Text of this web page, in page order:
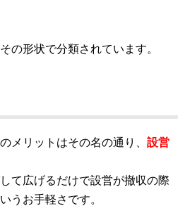
の形状で分類されています。
メリットはその名の通り、 設営
て広げるだけで設営が撤収の際
うお手軽さです。